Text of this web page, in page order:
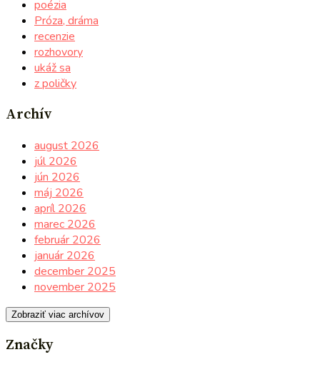
poézia
Próza, dráma
recenzie
rozhovory
ukáž sa
z poličky
Archív
august 2026
júl 2026
jún 2026
máj 2026
apríl 2026
marec 2026
február 2026
január 2026
december 2025
november 2025
Zobraziť viac archívov
Značky